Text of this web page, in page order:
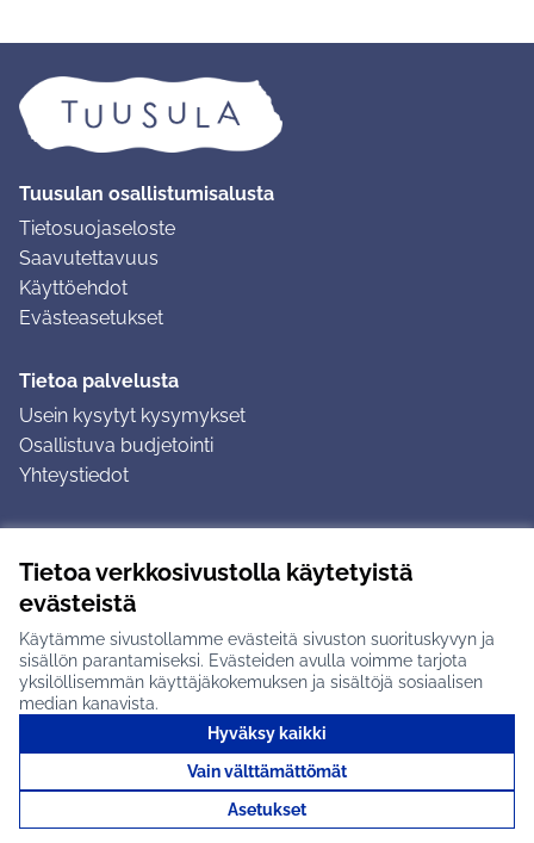
Tietoa verkkosivustolla käytetyistä
evästeistä
Käytämme sivustollamme evästeitä sivuston suorituskyvyn ja
sisällön parantamiseksi. Evästeiden avulla voimme tarjota
yksilöllisemmän käyttäjäkokemuksen ja sisältöjä sosiaalisen
median kanavista.
Hyväksy kaikki
Vain välttämättömät
Asetukset
Tuusulan osallistumisalusta
Tietosuojaseloste
Saavutettavuus
Käyttöehdot
Evästeasetukset
Tietoa palvelusta
Usein kysytyt kysymykset
Osallistuva budjetointi
Yhteystiedot
Ohjeet kirjautumiseen
Ohjeet kommentin jättämiseen
Creative Commons -lisenssi
(Ulkoinen linkki)Verkkosivusto luotuvapaan ohjelmiston
Tuusulan osallistumisalusta X-palvelussa
(Ulkoinen linkki)